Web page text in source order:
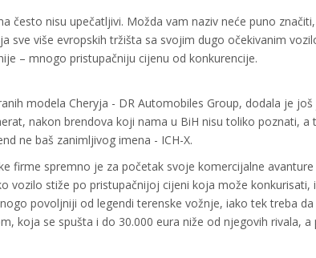
često nisu upečatljivi. Možda vam naziv neće puno
sve više evropskih tržišta sa svojim dugo očekivanim
– mnogo pristupačniju cijenu od konkurencije.
modela Cheryja - DR Automobiles Group, dodala je još
nakon brendova koji nama u BiH nisu toliko poznati, a
ne baš zanimljivog imena - ICH-X.
firme spremno je za početak svoje komercijalne avanture
vozilo stiže po pristupačnijoj cijeni koja može konkurisati,
povoljniji od legendi terenske vožnje, iako tek treba da
koja se spušta i do 30.000 eura niže od njegovih rivala, a